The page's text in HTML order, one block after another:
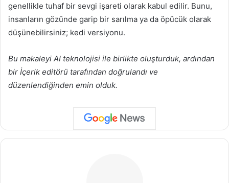
genellikle tuhaf bir sevgi işareti olarak kabul edilir. Bunu,
insanların gözünde garip bir sarılma ya da öpücük olarak
düşünebilirsiniz; kedi versiyonu.
Bu makaleyi AI teknolojisi ile birlikte oluşturduk, ardından
bir İçerik editörü tarafından doğrulandı ve
düzenlendiğinden emin olduk.